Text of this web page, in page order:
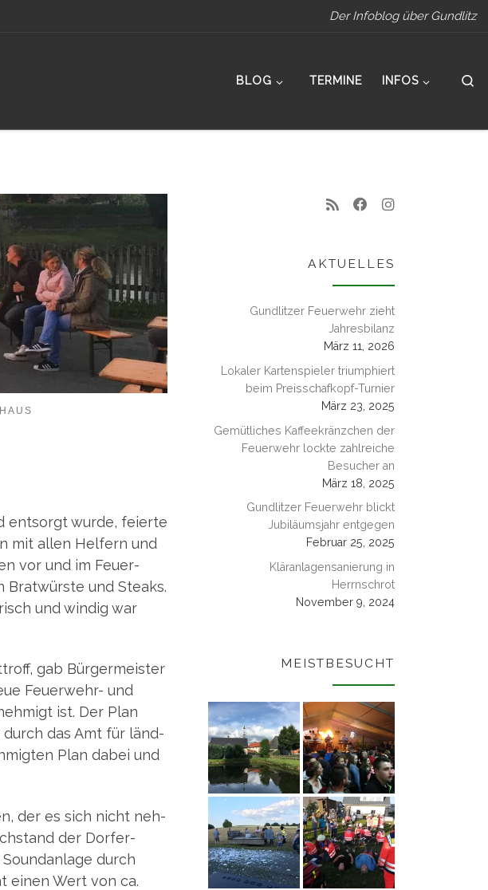
Der Infoblog über Gundlitz
BLOG TERMINE INFOS
ent­sorgt wur­de, fei­er­te
mit allen Hel­fern und
vor und im Feu­er­
Brat­würs­te und Steaks.
und win­dig war
gab Bür­ger­meis­ter
Feu­er­wehr- und
ist. Der Plan
durch das Amt für länd­
Plan dabei und
der es sich nicht neh­
der Dorf­er­
durch
einen Wert von ca.
AKTUELLES
Gundlitzer Feuerwehr zieht
Jahresbilanz
März 11, 2026
Lokaler Kartenspieler triumphiert
beim Preisschafkopf-Turnier
März 23, 2025
Gemütliches Kaffeekränzchen der
Feuerwehr lockte zahlreiche
Besucher an
März 18, 2025
Gundlitzer Feuerwehr blickt
Jubiläumsjahr entgegen
Februar 25, 2025
Kläranlagensanierung in
Herrnschrot
November 9, 2024
MEISTBESUCHT